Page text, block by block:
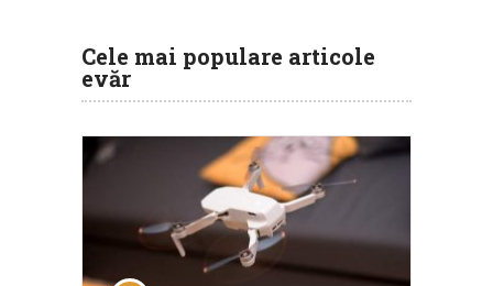
Cele mai populare articole
evăr